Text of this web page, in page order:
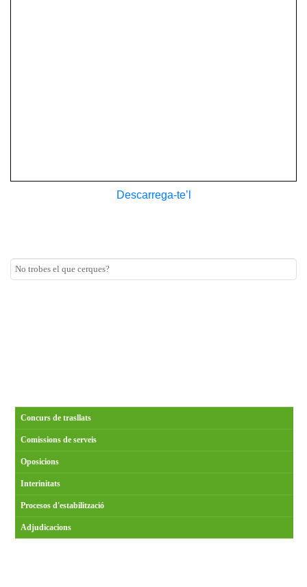
Descarrega-te’l
Concurs de trasllats
Comissions de serveis
Oposicions
Interinitats
Procesos d'estabilització
Adjudicacions